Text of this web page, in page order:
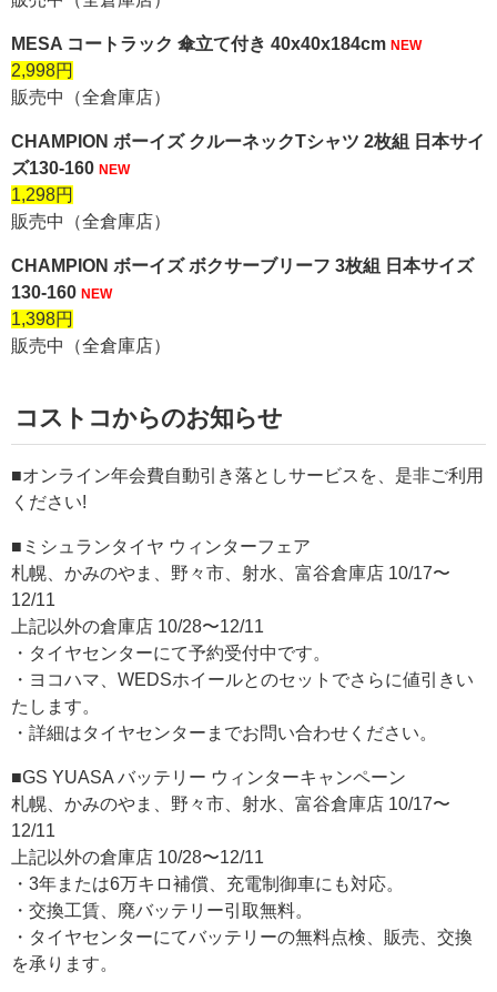
MESA コートラック 傘立て付き 40x40x184cm NEW
2,998円
販売中（全倉庫店）
CHAMPION ボーイズ クルーネックTシャツ 2枚組 日本サイ
ズ130-160 NEW
1,298円
販売中（全倉庫店）
CHAMPION ボーイズ ボクサーブリーフ 3枚組 日本サイズ
130-160 NEW
1,398円
販売中（全倉庫店）
コストコからのお知らせ
■オンライン年会費自動引き落としサービスを、是非ご利用
ください!
■ミシュランタイヤ ウィンターフェア
札幌、かみのやま、野々市、射水、富谷倉庫店 10/17〜
12/11
上記以外の倉庫店 10/28〜12/11
・タイヤセンターにて予約受付中です。
・ヨコハマ、WEDSホイールとのセットでさらに値引きい
たします。
・詳細はタイヤセンターまでお問い合わせください。
■GS YUASA バッテリー ウィンターキャンペーン
札幌、かみのやま、野々市、射水、富谷倉庫店 10/17〜
12/11
上記以外の倉庫店 10/28〜12/11
・3年または6万キロ補償、充電制御車にも対応。
・交換工賃、廃バッテリー引取無料。
・タイヤセンターにてバッテリーの無料点検、販売、交換
を承ります。